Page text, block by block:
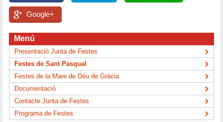
Google+
Menú
Presentació Junta de Festes
Festes de Sant Pasqual
Festes de la Mare de Déu de Gràcia
Documentació
Contacte Junta de Festes
Programa de Festes